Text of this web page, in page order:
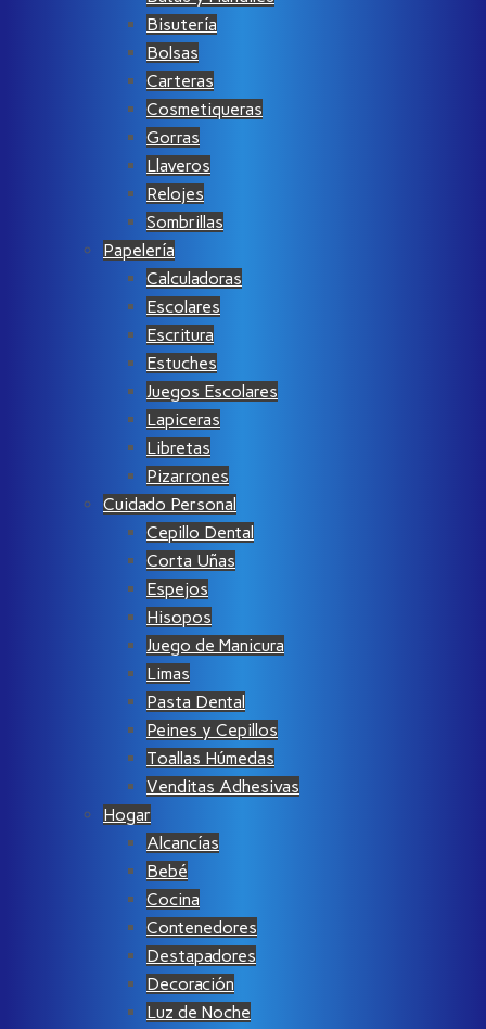
Bisutería
Bolsas
Carteras
Cosmetiqueras
Gorras
Llaveros
Relojes
Sombrillas
Papelería
Calculadoras
Escolares
Escritura
Estuches
Juegos Escolares
Lapiceras
Libretas
Pizarrones
Cuidado Personal
Cepillo Dental
Corta Uñas
Espejos
Hisopos
Juego de Manicura
Limas
Pasta Dental
Peines y Cepillos
Toallas Húmedas
Venditas Adhesivas
Hogar
Alcancías
Bebé
Cocina
Contenedores
Destapadores
Decoración
Luz de Noche